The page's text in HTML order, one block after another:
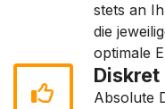
stets an
die
optimale
Absolute